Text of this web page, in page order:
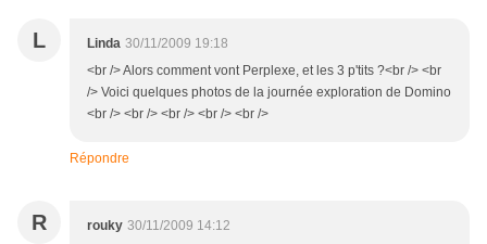
L Linda 30/11/2009 19:18
<br /> Alors comment vont Perplexe, et les 3 p'tits ?<br /> <br
/> Voici quelques photos de la journée exploration de Domino
<br /> <br /> <br /> <br /> <br />
Répondre
R rouky 30/11/2009 14:12